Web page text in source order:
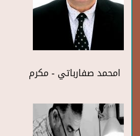
امحمد صفارباتي - مكرم